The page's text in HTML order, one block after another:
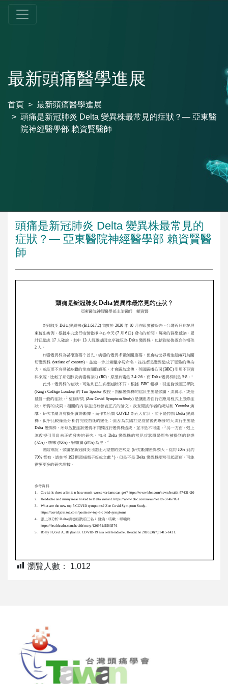
最新頭痛醫學進展
首頁
最新頭痛醫學進展
頭痛是新冠肺炎 Delta 變異株最常見的症狀？— 亞東醫
院神經醫學部 賴資賢醫師
頭痛是新冠肺炎 Delta 變異株最常見的
症狀？— 亞東醫院神經醫學部 賴資賢醫
師
瀏覽人數： 1,012